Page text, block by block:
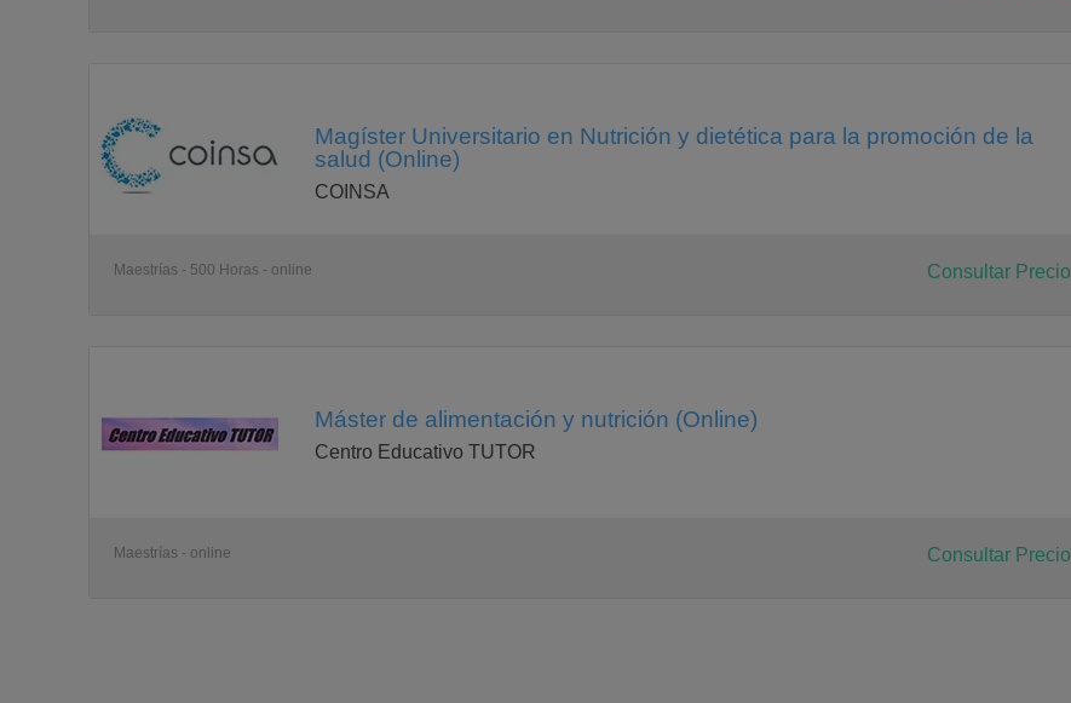
Magíster Universitario en Nutrición y dietética para la promoción de la
salud (Online)
COINSA
Maestrías - 500 Horas - online Consultar Precio
Máster de alimentación y nutrición (Online)
Centro Educativo TUTOR
Maestrías - online Consultar Precio